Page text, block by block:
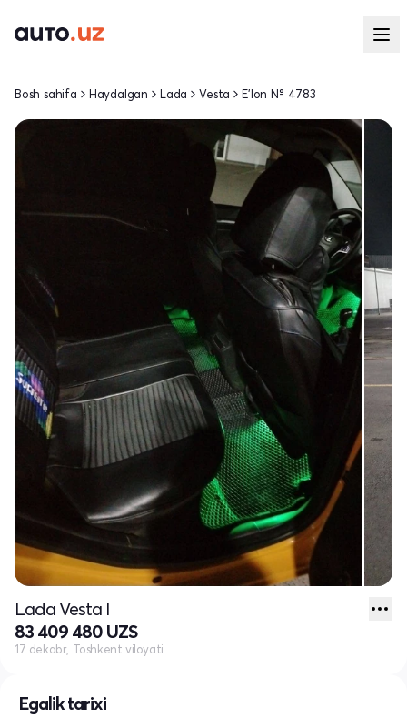
Egalik tarixi
Bosh sahifa Haydalgan Lada Vesta E'lon № 4783
Lada Vesta I
83 409 480 UZS
17 dekabr, Toshkent viloyati